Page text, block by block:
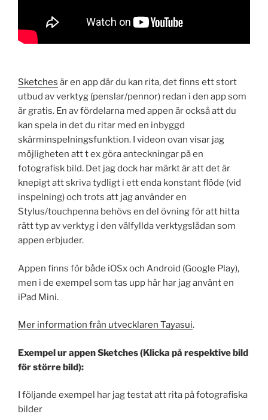
Sketches är en app där du kan rita, det finns ett stort
utbud av verktyg (penslar/pennor) redan i den app som
är gratis. En av fördelarna med appen är också att du
kan spela in det du ritar med en inbyggd
skärminspelningsfunktion. I videon ovan visar jag
möjligheten att t ex göra anteckningar på en
fotografisk bild. Det jag dock har märkt är att det är
knepigt att skriva tydligt i ett enda konstant flöde (vid
inspelning) och trots att jag använder en
Stylus/touchpenna behövs en del övning för att hitta
rätt typ av verktyg i den välfyllda verktygslådan som
appen erbjuder.
Appen finns för både iOSx och Android (Google Play),
men i de exempel som tas upp här har jag använt en
iPad Mini.
Mer information från utvecklaren Tayasui.
Exempel ur appen Sketches (Klicka på respektive bild
för större bild):
I följande exempel har jag testat att rita på fotografiska
bilder